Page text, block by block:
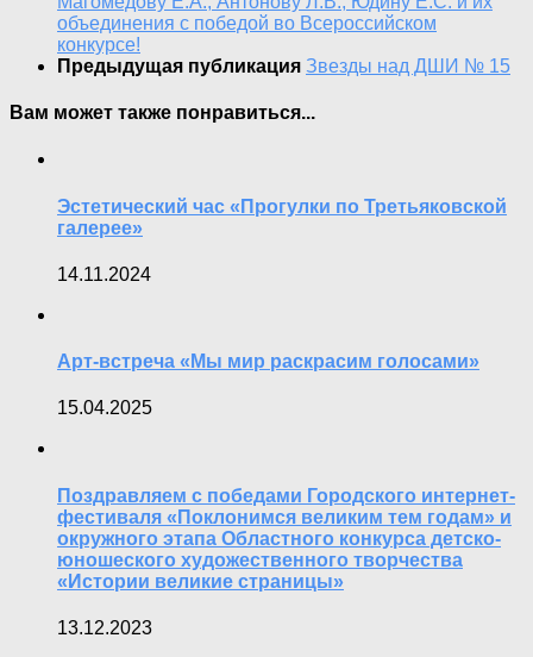
объединения с победой во Всероссийском
конкурсе!
Предыдущая публикация Звезды над ДШИ № 15
Вам может также понравиться...
Эстетический час «Прогулки по Третьяковской
галерее»
14.11.2024
Арт-встреча «Мы мир раскрасим голосами»
15.04.2025
Поздравляем с победами Городского интернет-
фестиваля «Поклонимся великим тем годам» и
окружного этапа Областного конкурса детско-
юношеского художественного творчества
«Истории великие страницы»
13.12.2023